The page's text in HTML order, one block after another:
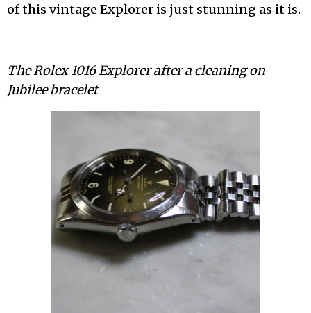
of this vintage Explorer is just stunning as it is.
The Rolex 1016 Explorer after a cleaning on
Jubilee bracelet